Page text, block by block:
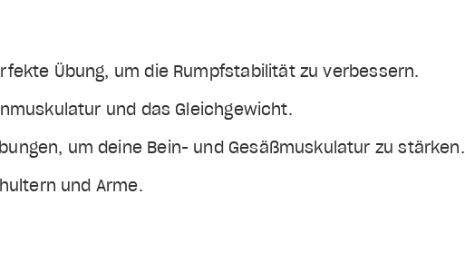
Übung, um die Rumpfstabilität zu verbessern.
und das Gleichgewicht.
um deine Bein- und Gesäßmuskulatur zu stärken.
und Arme.